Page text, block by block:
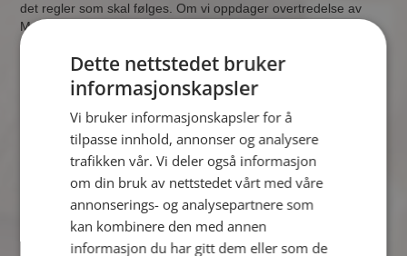
det regler som skal følges. Om vi oppdager overtredelse av
Møteplassen allmenne vilkår kan vi advare medlemmet, eller
slette profilen uten å først gi beskjed.
Allmenne regler
For at alle skal trives best mulig på Møteplassen finnes det
regler som man må følge. Følger du ikke reglene som finnes i
våre medlemsvilkår kan din profil slettes.
Norske lover gjelder
Dette nettstedet bruker
informasjonskapsler
Vi bruker informasjonskapsler for å
tilpasse innhold, annonser og analysere
trafikken vår. Vi deler også informasjon
om din bruk av nettstedet vårt med våre
annonserings- og analysepartnere som
kan kombinere den med annen
informasjon du har gitt dem eller som de